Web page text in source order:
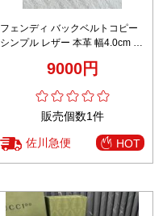
フェンディ バックベルトコピー
シンプル レザー 本革 幅4.0cm ビ
9000円
販売個数1件
佐川急便 HOT